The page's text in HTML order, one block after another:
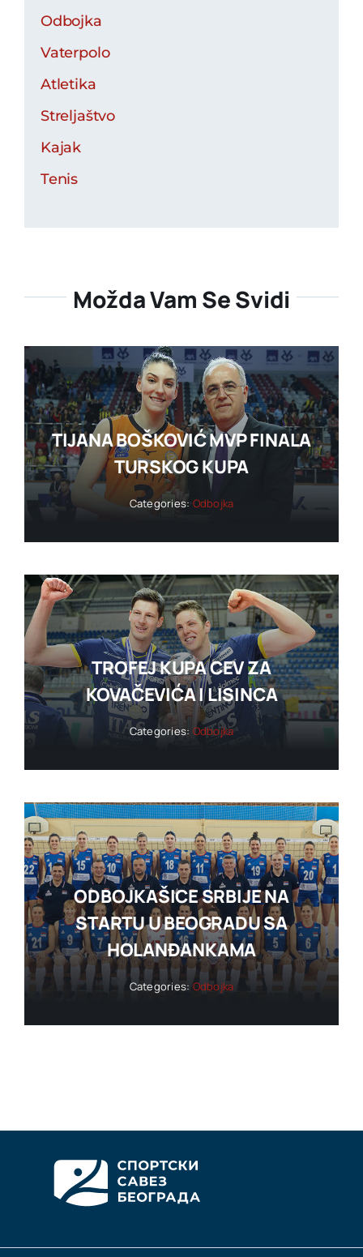
Odbojka
Vaterpolo
Atletika
Streljaštvo
Kajak
Tenis
Možda Vam Se Svidi
TIJANA BOŠKOVIĆ MVP FINALA
TURSKOG KUPA
Categories: Odbojka
TROFEJ KUPA CEV ZA
KOVAČEVIĆA I LISINCA
Categories: Odbojka
ODBOJKAŠICE SRBIJE NA
STARTU U BEOGRADU SA
HOLANĐANKAMA
Categories: Odbojka